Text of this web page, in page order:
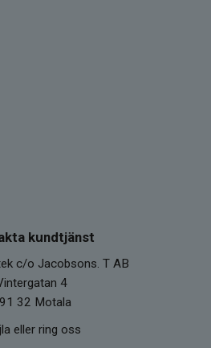
kundtjänst
c/o Jacobsons. T AB
4
32 Motala
eller ring oss